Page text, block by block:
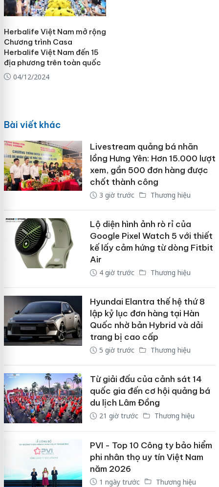
Herbalife Việt Nam mở rộng
Chương trình Casa
Herbalife Việt Nam đến 15
địa phương trên toàn quốc
04/12/2024
Bài viết khác
Livestream quảng bá nhãn
lồng Hưng Yên: Hơn 15.000 lượt
xem, gần 500 đơn hàng được
chốt thành công
3 giờ trước Thương hiệu
Lộ diện hình ảnh rò rỉ của
Google Pixel Watch 5 với thiết
kế lấy cảm hứng từ dòng Fitbit
Air
4 giờ trước Thương hiệu
Hyundai Elantra thế hệ thứ 8
lập kỷ lục đơn hàng tại Hàn
Quốc nhờ bản Hybrid và dải
trang bị cao cấp
5 giờ trước Thương hiệu
Từ giải đấu của cảnh sát 14
quốc gia đến cơ hội quảng bá
du lịch Lâm Đồng
21 giờ trước Thương hiệu
PVI - Top 10 Công ty bảo hiểm
phi nhân thọ uy tín Việt Nam
năm 2026
1 ngày trước Thương hiệu